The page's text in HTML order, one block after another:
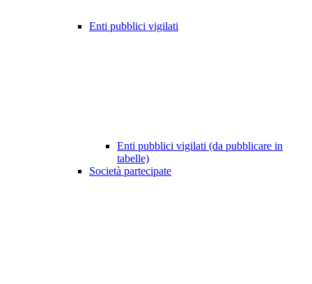
Enti pubblici vigilati
Enti pubblici vigilati (da pubblicare in
tabelle)
Società partecipate